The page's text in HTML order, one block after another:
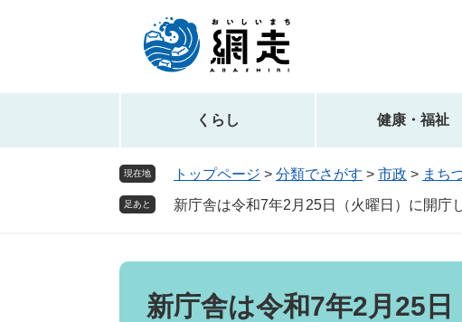
先
を
くらし 健康・福祉
現在地 トップページ > 分類でさがす > 市政 > まち
足あと 新庁舎は令和7年2月25日（火曜日）に開庁
本
新庁舎は令和7年2月25